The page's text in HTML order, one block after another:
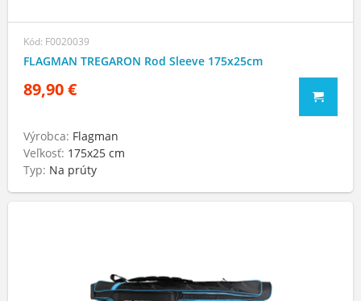
Kód: F0020039
FLAGMAN TREGARON Rod Sleeve 175x25cm
89,90 €
Výrobca: Flagman
Veľkosť: 175x25 cm
Typ: Na prúty